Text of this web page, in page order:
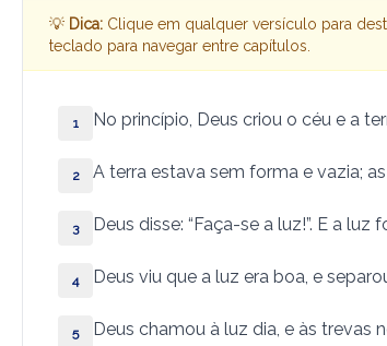
💡 Dica: Clique em qualquer versículo para
teclado para navegar entre capítulos.
1 No princípio, Deus criou o céu e a
2 A terra estava sem forma e vazia;
3 Deus disse: “Faça-se a luz!”. E a luz
4 Deus viu que a luz era boa, e
5 Deus chamou à luz dia, e às trevas